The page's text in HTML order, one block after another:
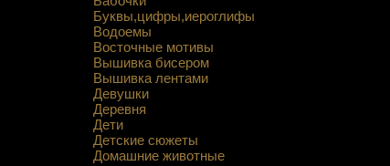
Буквы,цифры,иероглифы
Водоемы
Восточные мотивы
Вышивка бисером
Вышивка лентами
Девушки
Деревня
Дети
Детские сюжеты
Домашние животные